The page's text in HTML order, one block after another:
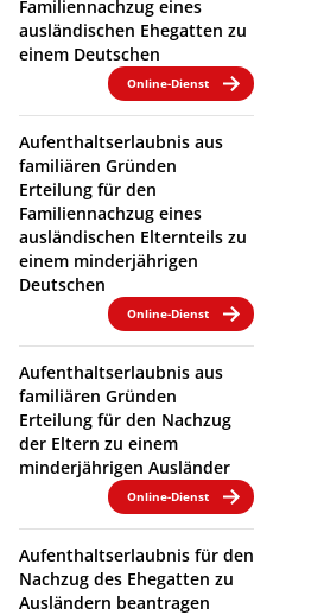
Familiennachzug eines
ausländischen Ehegatten zu
einem Deutschen
Online-Dienst
Aufenthaltserlaubnis aus
familiären Gründen
Erteilung für den
Familiennachzug eines
ausländischen Elternteils zu
einem minderjährigen
Deutschen
Online-Dienst
Aufenthaltserlaubnis aus
familiären Gründen
Erteilung für den Nachzug
der Eltern zu einem
minderjährigen Ausländer
Online-Dienst
Aufenthaltserlaubnis für den
Nachzug des Ehegatten zu
Ausländern beantragen